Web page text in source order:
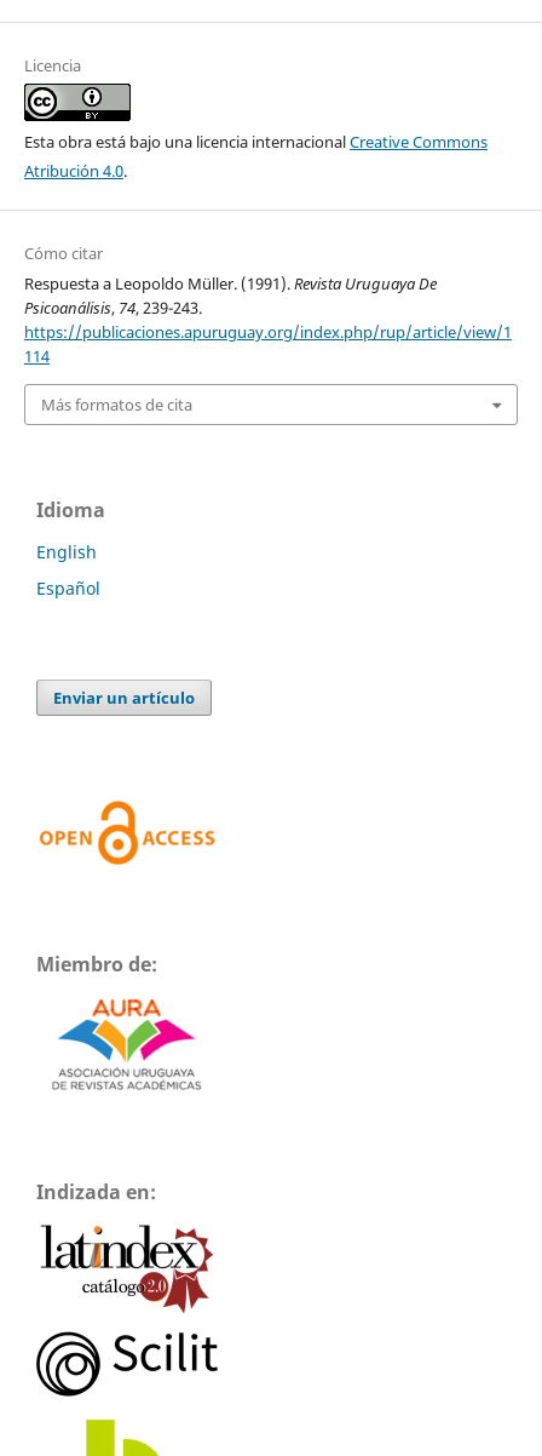
Licencia
Esta obra está bajo una licencia internacionalCreative Commons
Atribución 4.0.
Cómo citar
Respuesta a Leopoldo Müller. (1991).Revista Uruguaya De
Psicoanálisis, 74, 239-243.
https://publicaciones.apuruguay.org/index.php/rup/article/view/1
114
Más formatos de cita
Idioma
English
Español
Enviar un artículo
Miembro de:
Indizada en: